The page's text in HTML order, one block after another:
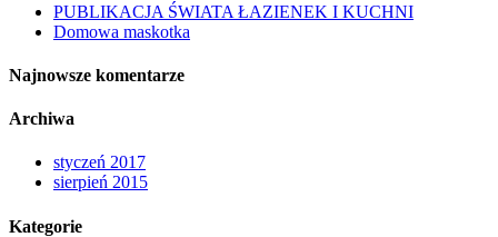
PUBLIKACJA ŚWIATA ŁAZIENEK I KUCHNI
Domowa maskotka
Najnowsze komentarze
Archiwa
styczeń 2017
sierpień 2015
Kategorie